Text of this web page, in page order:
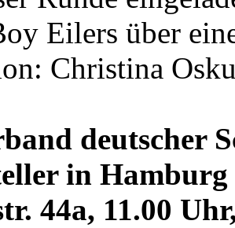
Eilers über
Christina
deutscher
in
44a, 11.00